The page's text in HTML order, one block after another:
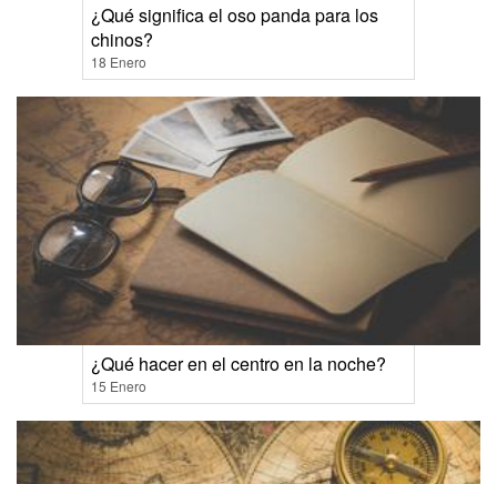
¿Qué significa el oso panda para los
chinos?
18 Enero
¿Qué hacer en el centro en la noche?
15 Enero